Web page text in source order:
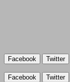
Facebook Twitter
Facebook Twitter